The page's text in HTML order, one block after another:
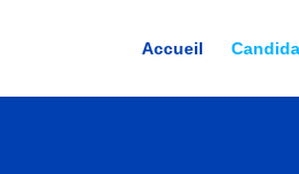
Accueil